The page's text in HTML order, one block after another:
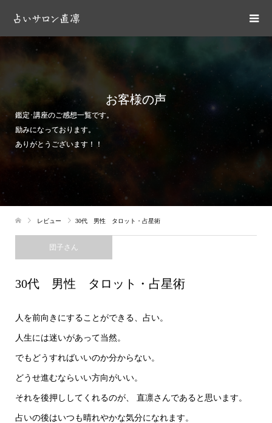
お客様の声
鑑定･講座のご感想一覧です。
励みになっております。
ありがとうございます！！
レビュー 30代 男性 タロット・占星術
団子さん
30代 男性 タロット・占星術
人を前向きにすることができる、占い。
人生には迷いがあって当然。
でもどうすればいいのか分からない。
どうせ進むならいい方向がいい。
それを後押ししてくれるのが、 直凛さんであると思います。
占いの後はいつも晴れやかな気分になれます。